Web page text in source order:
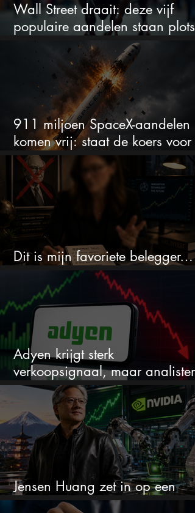
Wall Street draait: deze vijf
populaire aandelen staan plots
onder spanning
911 miljoen SpaceX-aandelen
komen vrij: staat de koers voor
een nieuwe crash?
Dit is mijn favoriete belegger…
en het is niet Warren Buffett
Adyen krijgt sterk
verkoopsignaal, maar analisten
zien juist een koopkans
Jensen Huang zet in op een
aandeel dat bijna niemand kent